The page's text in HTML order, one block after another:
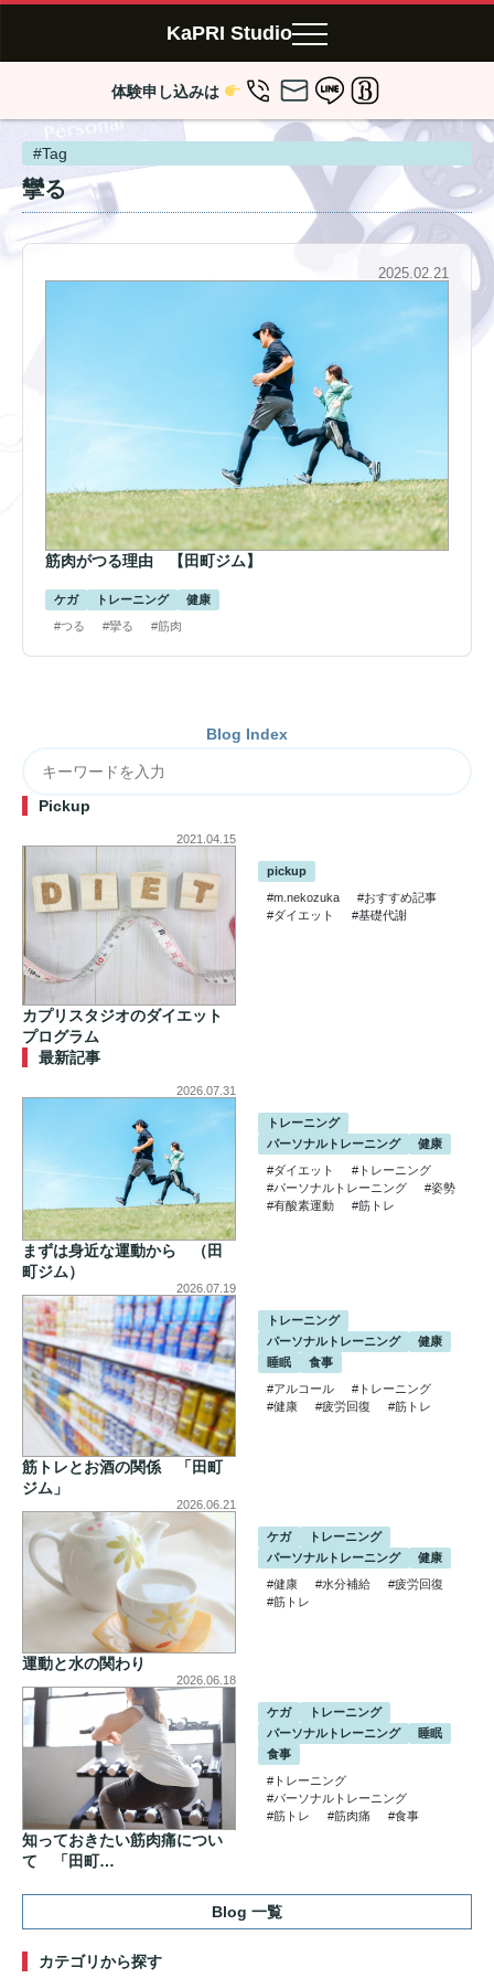
KaPRI Studio
体験申し込みは
#Tag
攣る
2025.02.21
筋肉がつる理由 【田町ジム】
ケガ トレーニング
健康
#つる
#攣る #筋肉
Blog Index
Pickup
2021.04.15
カプリスタジオのダイエット
プログラム
pickup
#m.nekozuka
#おすすめ記事
#ダイエット
#基礎代謝
最新記事
2026.07.31
まずは身近な運動から （田
町ジム）
トレーニング
パーソナルトレーニング
健康
#ダイエット
#トレーニング
#パーソナルトレーニング
#姿勢
#有酸素運動
#筋トレ
2026.07.19
筋トレとお酒の関係 「田町
ジム」
トレーニング
パーソナルトレーニング
健康
睡眠
食事
#アルコール
#トレーニング
#健康
#疲労回復 #筋トレ
2026.06.21
運動と水の関わり
ケガ
トレーニング
パーソナルトレーニング
健康
#健康
#水分補給
#疲労回復
#筋トレ
2026.06.18
知っておきたい筋肉痛につい
て 「田町…
ケガ
トレーニング
パーソナルトレーニング
睡眠
食事
#トレーニング
#パーソナルトレーニング
#筋トレ
#筋肉痛 #食事
Blog 一覧
カテゴリから探す